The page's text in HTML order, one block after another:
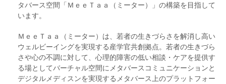
タバース空間「ＭｅｅＴａａ（ミーター）」の構築を目指して
います。
ＭｅｅＴａａ（ミーター）は、若者の生きづらさを解消し高い
ウェルビーイングを実現する産学官共創拠点。若者の生きづら
さや心の不調に対して、心理的障害の低い相談・ケアを提供す
る場としてバーチャル空間にメタバースコミュニケーションと
デジタルメディスンを実現するメタバース上のプラットフォー